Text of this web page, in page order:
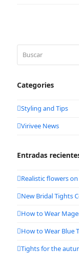
Categories
Styling and Tips
Virivee News
Entradas
Realistic flowers
New Bridal Tights
How to Wear
How to Wear Blue
Tights for the